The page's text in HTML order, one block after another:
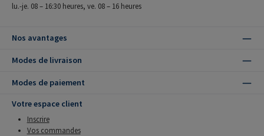
lu.-je. 08 – 16:30 heures, ve. 08 – 16 heures
Nos avantages
Modes de livraison
Modes de paiement
Votre espace client
Inscrire
Vos commandes